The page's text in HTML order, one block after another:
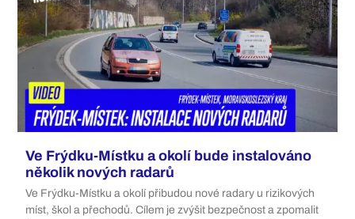
Ve Frýdku-Místku a okolí bude instalováno
několik nových radarů
Ve Frýdku-Místku a okolí přibudou nové radary u rizikových
míst, škol a přechodů. Cílem je zvýšit bezpečnost a zpomalit